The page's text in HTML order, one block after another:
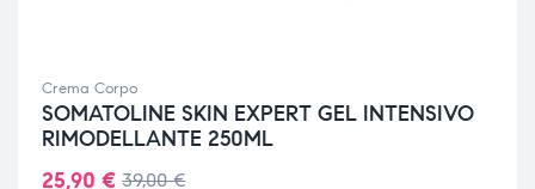
Crema Corpo
SOMATOLINE SKIN EXPERT GEL INTENSIVO
RIMODELLANTE 250ML
39,00€
25,90 €